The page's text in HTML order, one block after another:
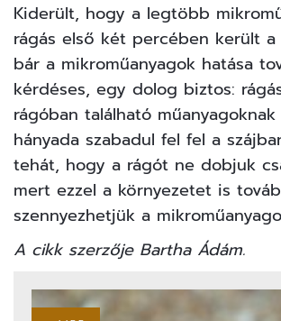
Kiderült, hogy a legtöbb
rágás első két percében került a
bár a mikroműanyagok hatása
kérdéses, egy dolog biztos:
rágóban található
hányada szabadul fel fel a
tehát, hogy a rágót ne dobjuk
mert ezzel a környezetet is
szennyezhetjük a
A cikk szerzője Bartha Ádám.